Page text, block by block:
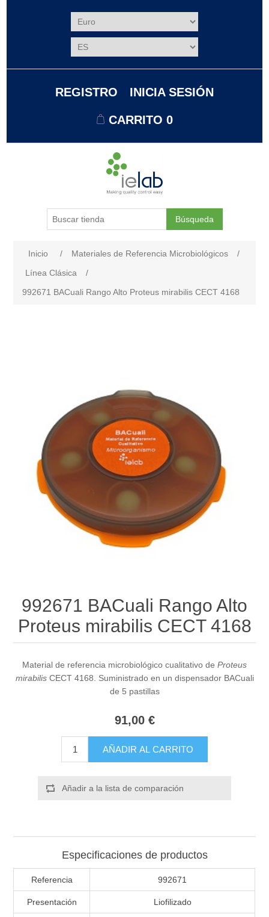
REGISTRO INICIA SESIÓN
CARRITO 0
Búsqueda
Inicio / Materiales de Referencia Microbiológicos
/
Línea Clásica
/
992671 BACuali Rango Alto Proteus mirabilis CECT 4168
992671 BACuali Rango Alto
Proteus mirabilis CECT 4168
Material de referencia microbiológico cualitativo de Proteus
mirabilisCECT 4168. Suministrado en un dispensador BACuali
de 5 pastillas
91,00 €
AÑADIR AL CARRITO
Añadir a la lista de comparación
Especificaciones de productos
Referencia 992671
Presentación Liofilizado